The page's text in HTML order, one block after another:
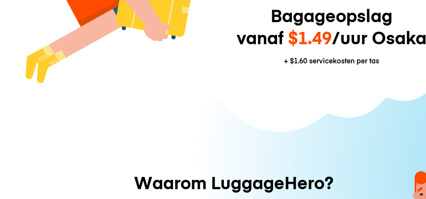
Bagageopslag
vanaf $1.49/uur Osaka
+ $1.60servicekosten per tas
Waarom LuggageHero?